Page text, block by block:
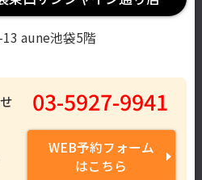
aune池袋5階
03-5927-9941
WEB予約フォーム
はこちら